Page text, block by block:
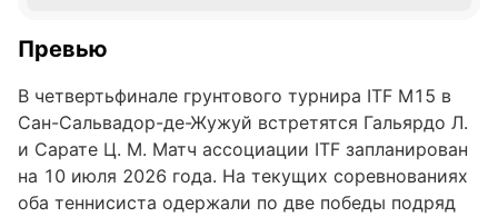
Превью
В четвертьфинале грунтового турнира ITF M15 в
Сан-Сальвадор-де-Жужуй встретятся Гальярдо Л.
и Сарате Ц. М. Матч ассоциации ITF запланирован
на 10 июля 2026 года. На текущих соревнованиях
оба теннисиста одержали по две победы подряд